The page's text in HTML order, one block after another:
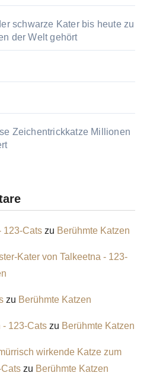
schwarze Kater bis heute zu
der Welt gehört
Zeichentrickkatze Millionen
123-Catszu Berühmte Katzen
Kater von Talkeetna - 123-
zu Berühmte Katzen
- 123-Catszu Berühmte Katzen
wirkende Katze zum
zu Berühmte Katzen